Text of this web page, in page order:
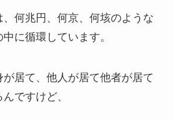
何兆円、何京、何垓のような
に循環しています。
居て、他人が居て他者が居て
ですけど、